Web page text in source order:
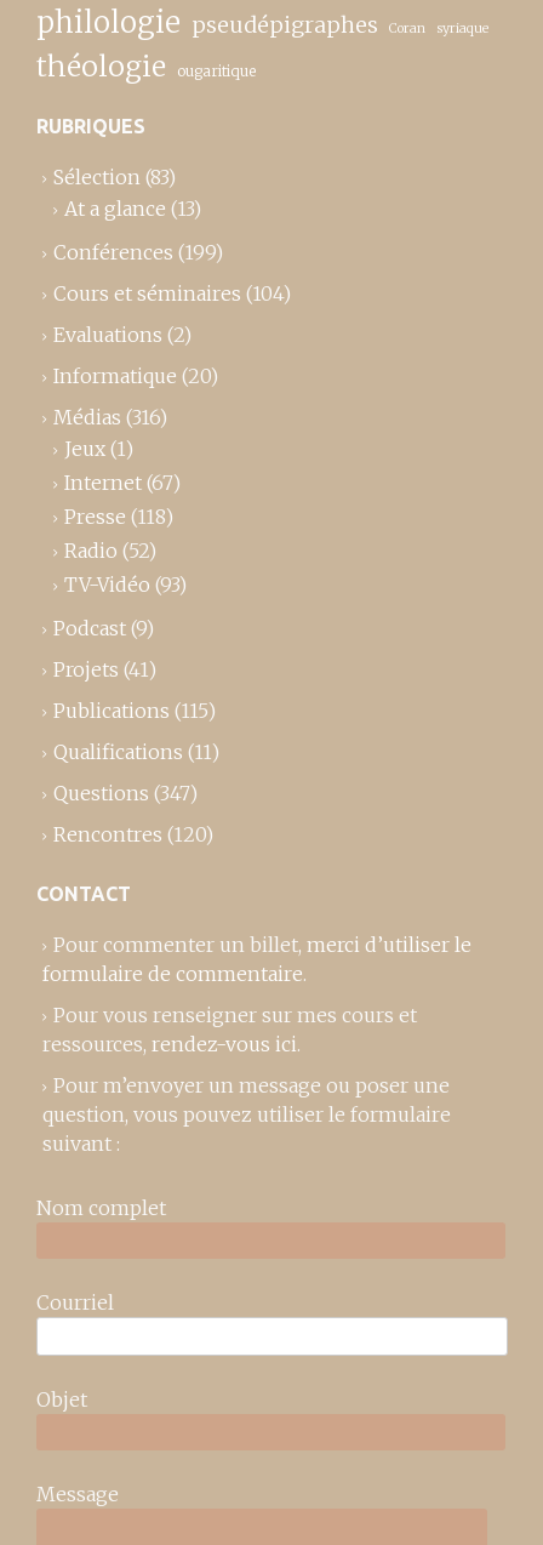
philologie pseudépigraphes Coran syriaque
théologie ougaritique
RUBRIQUES
Sélection (83)
At a glance (13)
Conférences (199)
Cours et séminaires (104)
Evaluations (2)
Informatique (20)
Médias (316)
Jeux (1)
Internet (67)
Presse (118)
Radio (52)
TV-Vidéo (93)
Podcast (9)
Projets (41)
Publications (115)
Qualifications (11)
Questions (347)
Rencontres (120)
CONTACT
Pour commenter un billet, merci d’utiliser le
formulaire de commentaire.
Pour vous renseigner sur mes cours et
ressources, rendez-vous ici.
Pour m’envoyer un message ou poser une
question, vous pouvez utiliser le formulaire
suivant :
Nom complet
Courriel
Objet
Message